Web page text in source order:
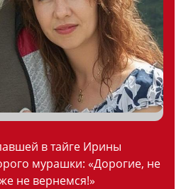
в тайге Ирины
мурашки: «Дорогие, не
не вернемся!»